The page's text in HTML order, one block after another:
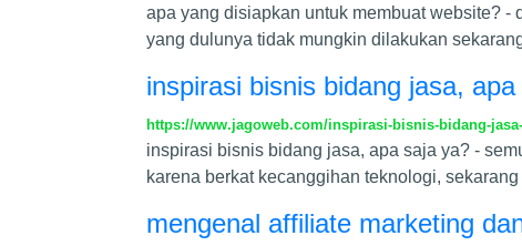
apa yang disiapkan untuk membuat website?
yang dulunya tidak mungkin dilakukan
inspirasi bisnis bidang jasa,
https://www.jagoweb.com/inspirasi-bisnis-bidang-
inspirasi bisnis bidang jasa, apa saja ya? -
karena berkat kecanggihan teknologi,
mengenal affiliate marketing